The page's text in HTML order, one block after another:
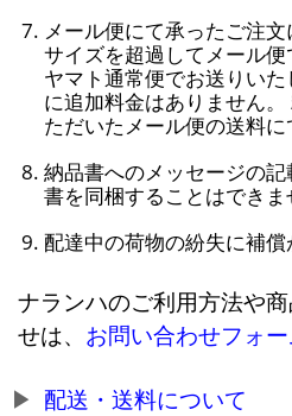
メール便にて承ったご注
サイズを超過してメール
ヤマト通常便でお送りい
に追加料金はありません
ただいたメール便の送料に
納品書へのメッセージの
書を同梱することはできま
配達中の荷物の紛失に補償
ナランハのご利用方法や
せは、 お問い合わせフォー
配送・送料について